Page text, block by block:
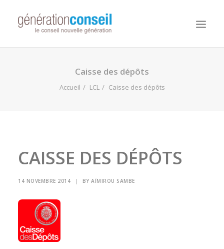
NOS MISSIONS
NOTRE BLOG
Caisse des dépôts
Accueil LCL Caisse des dépôts
CAISSE DES DÉPÔTS
14 NOVEMBRE 2014 | BY AÏMIROU SAMBE